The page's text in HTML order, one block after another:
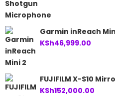
Garmin inReach
KSh46,999.00
FUJIFILM X-S10
KSh152,000.00